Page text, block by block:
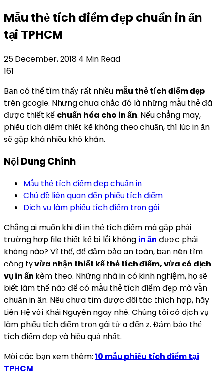
Mẫu thẻ tích điểm đẹp chuẩn in ấn
tại TPHCM
25 December, 2018 4 Min Read
161
Bạn có thể tìm thấy rất nhiều mẫu thẻ tích điểm đẹp
trên google. Nhưng chưa chắc đó là những mẫu thẻ đã
được thiết kế chuẩn hóa cho in ấn. Nếu chẳng may,
phiếu tích điểm thiết kế không theo chuẩn, thì lúc in ấn
sẽ gặp khá nhiều khó khăn.
Nội Dung Chính
Mẫu thẻ tích điểm đẹp chuẩn in
Chủ đề liên quan đến phiếu tích điểm
Dịch vụ làm phiếu tích điểm trọn gói
Chẳng ai muốn khi đi in thẻ tích điểm mà gặp phải
trường hợp file thiết kế bị lỗi không in ấn được phải
không nào? Vì thế, để đảm bảo an toàn, bạn nên tìm
công tyvừa nhận thiết kế thẻ tích điểm, vừa có dịch
vụ in ấn kèm theo. Những nhà in có kinh nghiệm, họ sẽ
biết làm thế nào để có mẫu thẻ tích điểm đẹp mà vẫn
chuẩn in ấn. Nếu chưa tìm được đối tác thích hợp, hãy
Liên Hệ với Khải Nguyên ngay nhé. Chúng tôi có dịch vụ
làm phiếu tích điểm trọn gói từ a đến z. Đảm bảo thẻ
tích điểm đẹp và hiệu quả nhất.
Mời các bạn xem thêm: 10 mẫu phiếu tích điểm tại
TPHCM